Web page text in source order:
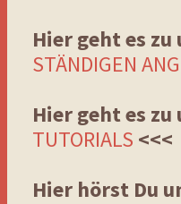
Hier geht es zu
STÄNDIGEN
Hier geht es zu
TUTORIALS <<<
Hier hörst Du